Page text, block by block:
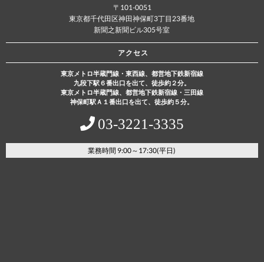
〒101-0051
東京都千代田区神田神保町3丁目23番地
新聞之新聞ビル305号室
アクセス
東京メトロ半蔵門線・東西線、都営地下鉄新宿線
九段下駅６番出口を出て、徒歩約２分。
東京メトロ半蔵門線、都営地下鉄新宿線・三田線
神保町駅Ａ１番出口を出て、徒歩約５分。
03‐3221‐3335
業務時間 9:00～17:30(平日)